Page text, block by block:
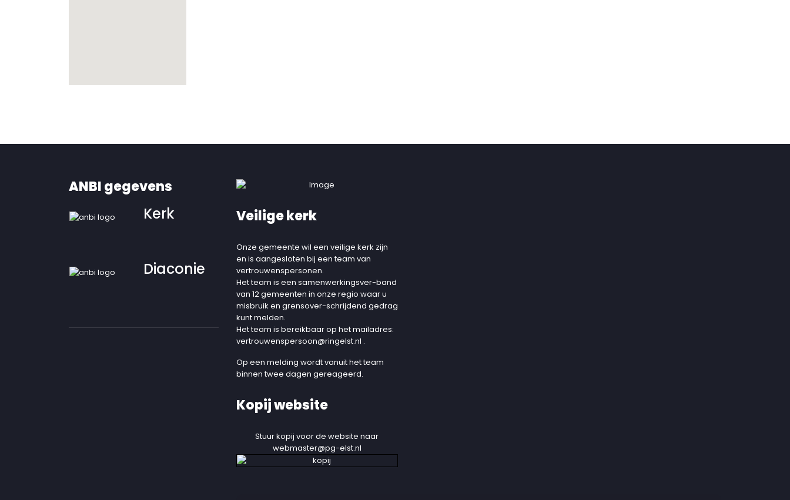
ANBI gegevens
Kerk
Diaconie
Veilige kerk
Onze gemeente wil een veilige kerk zijn
en is aangesloten bij een team van
vertrouwenspersonen.
Het team is een samenwerkingsver-band
van 12 gemeenten in onze regio waar u
misbruik en grensover-schrijdend gedrag
kunt melden.
Het team is bereikbaar op het mailadres:
vertrouwenspersoon@ringelst.nl .
Op een melding wordt vanuit het team
binnen twee dagen gereageerd.
Kopij website
Stuur kopij voor de website naar
webmaster@pg-elst.nl